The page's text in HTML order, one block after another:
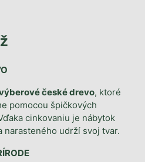
české drevo, ktoré
pomocou špičkových
cinkovaniu je nábytok
narasteného udrží svoj tvar.